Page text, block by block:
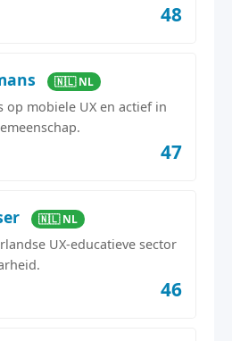
48
🇳🇱 NL
op mobiele UX en actief in
47
🇳🇱 NL
UX-educatieve sector
46